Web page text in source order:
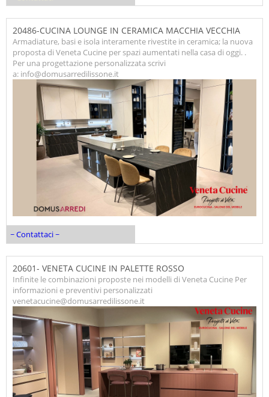
20486-CUCINA LOUNGE IN CERAMICA MACCHIA VECCHIA
Armadiature, basi e isola interamente rivestite in ceramica; la nuova
proposta di Veneta Cucine per spazi aumentati nella casa di oggi. .
Per una progettazione personalizzata scrivi
a: info@domusarredilissone.it
~ Contattaci ~
20601- VENETA CUCINE IN PALETTE ROSSO
Infinite le combinazioni proposte nei modelli di Veneta Cucine Per
informazioni e preventivi personalizzati
venetacucine@domusarredilissone.it